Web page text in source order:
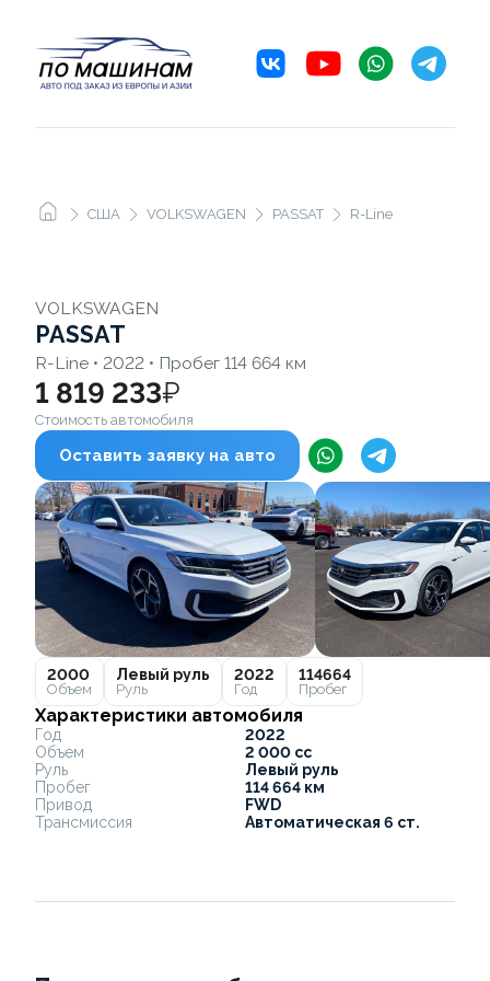
США VOLKSWAGEN PASSAT R-Line
VOLKSWAGEN
PASSAT
R-Line • 2022 • Пробег 114 664 км
1 819 233₽
Стоимость автомобиля
Оставить заявку на авто
2000
Объем
Левый руль
Руль
2022
Год
114664
Пробег
Характеристики автомобиля
Год
2022
Объем
2 000 cc
Руль
Левый руль
Пробег
114 664 км
Привод
FWD
Трансмиссия
Автоматическая 6 ст.